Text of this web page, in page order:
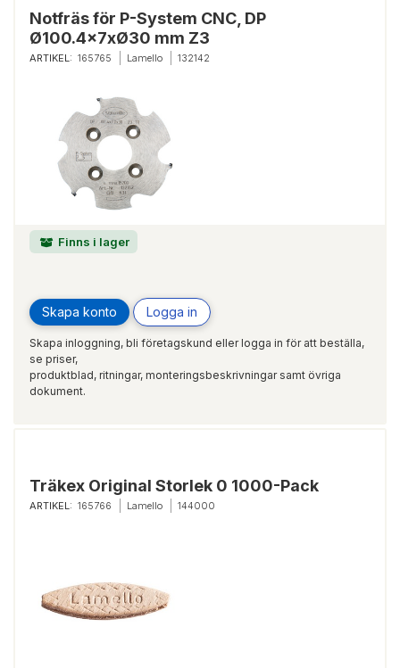
Notfräs för P-System CNC, DP
Ø100.4x7xØ30 mm Z3
ARTIKEL: 165765 Lamello 132142
Finns i lager
Skapa konto Logga in
Skapa inloggning, bli företagskund eller logga in för att beställa,
se priser,
produktblad, ritningar, monteringsbeskrivningar samt övriga
dokument.
Träkex Original Storlek 0 1000-Pack
ARTIKEL: 165766 Lamello 144000